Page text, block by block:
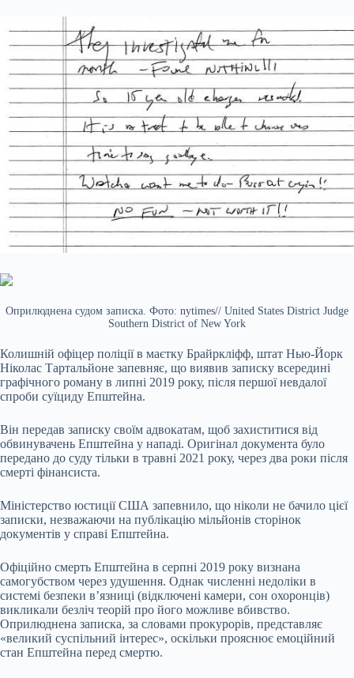
Оприлюднена судом записка. Фото: nytimes// United States District Judge
Southern District of New York
Колишній офіцер поліції в маєтку Брайркліфф, штат Нью-Йорк
Ніколас Тартальйоне запевняє, що виявив записку всередині
графічного роману в липні 2019 року, після першої невдалої
спроби суїциду Епштейна.
Він передав записку своїм адвокатам, щоб захиститися від
обвинувачень Епштейна у нападі. Оригінал документа було
передано до суду тільки в травні 2021 року, через два роки після
смерті фінансиста.
Міністерство юстиції США запевнило, що ніколи не бачило цієї
записки, незважаючи на публікацію мільйонів сторінок
документів у справі Епштейна.
Офіційно смерть Епштейна в серпні 2019 року визнана
самогубством через удушення. Однак численні недоліки в
системі безпеки в’язниці (відключені камери, сон охоронців)
викликали безліч теорій про його можливе вбивство.
Оприлюднена записка, за словами прокурорів, представляє
«великий суспільний інтерес», оскільки прояснює емоційний
стан Епштейна перед смертю.